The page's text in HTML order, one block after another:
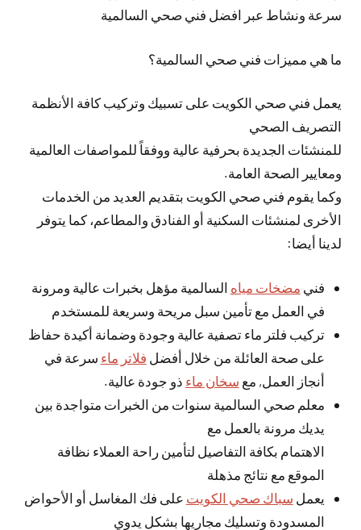
سرعة ونشاط عبر افضل فني صحي السالمية
ما هي مميزات فني صحي السالمية؟
يعمل فني صحي الكويت على تسبيك وتركيب كافة الأنظمة
التصريف الصحي
للمنشئات الجديدة بحرفية عالية ووفقاً للمواصفات العالمية
ومعايير الصحة العامة.
وكما يقوم فني صحي الكويت بتقديم العديد من الخدمات
الأخرى لمنشئات السكنية أو الفنادق والمطاعم، كما يتوفر
لدينا أيضا:
فني مضخات مياه السالمية مؤهل بخبرات عالية ومرونة
في العمل مع تأمين سبل مريحة وسريعة للمستخدم
تركيب فلتر ماء تصفية عالية وجودة وضمانة أكيدة حفاظ
على صحة العائلة من خلال أفضل فلاتر ماء سرعة في
أنجاز العمل, مع سخان ماء ذو جودة عالية.
معلم صحي السالمية سنوات من الخبرات متواجدة بين
يديك مرونة بالعمل مع
الاهتمام بكافة التفاصيل لتأمين راحة العملاء نظافة
الموقع مع نتائج مذهلة
يعمل سباك صحي الكويت على فك المغاسل أو الأحواض
المسدودة وتسليك مجاريها بشكل يدوي